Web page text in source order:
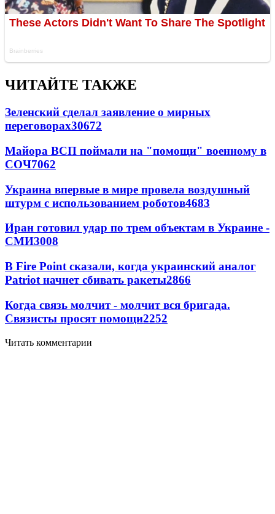
ЧИТАЙТЕ ТАКЖЕ
Зеленский сделал заявление о мирных
переговорах30672
Майора ВСП поймали на "помощи" военному в
СОЧ7062
Украина впервые в мире провела воздушный
штурм с использованием роботов4683
Иран готовил удар по трем объектам в Украине -
СМИ3008
В Fire Point сказали, когда украинский аналог
Patriot начнет сбивать ракеты2866
Когда связь молчит - молчит вся бригада.
Связисты просят помощи2252
Читать комментарии